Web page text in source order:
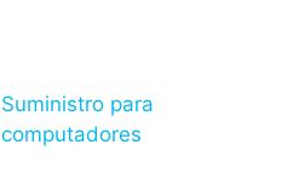
Suministro para
computadores